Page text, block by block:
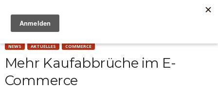
NEWS AKTUELLES COMMERCE
Mehr Kaufabbrüche im E-
Commerce